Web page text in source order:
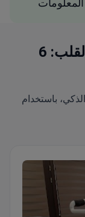
اكتشف أفضل عيادات جراحة القلب: 6
العيادات بواسطة نظام Bookimed الذكي، باستخدام